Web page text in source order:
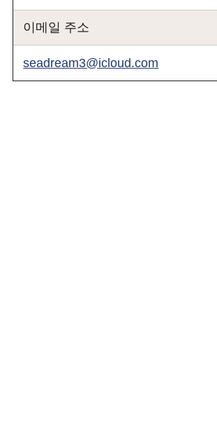
이메일 주소
seadream3@icloud.com